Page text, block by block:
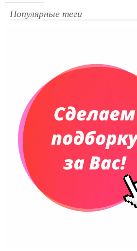
Популярные теги